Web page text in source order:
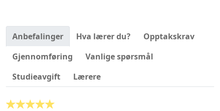
Anbefalinger Hva lærer du?
Opptakskrav
Gjennomføring
Vanlige spørsmål
Studieavgift
Lærere